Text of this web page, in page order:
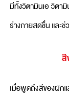
มีทั้งวิตามินเอ วิตา
ร่างกายสดชื่น และ
สี
เมื่อพูดถึงสีของผัก